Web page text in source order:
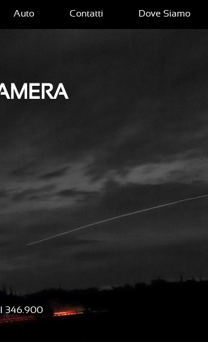
Auto Contatti Dove Siamo
346.900